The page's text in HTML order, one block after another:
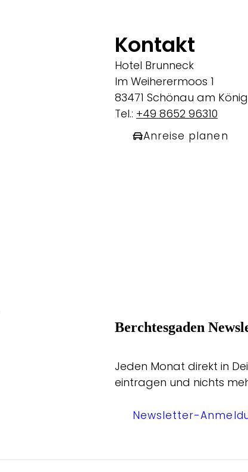
Kontakt
Hotel Brunneck
Im Weiherermoos 1
83471 Schönau am
Tel.: +49 8652 96310
Anreise planen
Berchtesgaden
Jeden Monat direkt in
eintragen und nichts
Newsletter-